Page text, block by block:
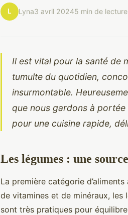
L Lyna3 avril 20245 min de lecture
Il est vital pour la santé de
tumulte du quotidien,
insurmontable.
que nous gardons à portée
pour une cuisine rapide,
Les légumes : une
La première catégorie
de vitamines et de minéraux, les
sont très pratiques pour